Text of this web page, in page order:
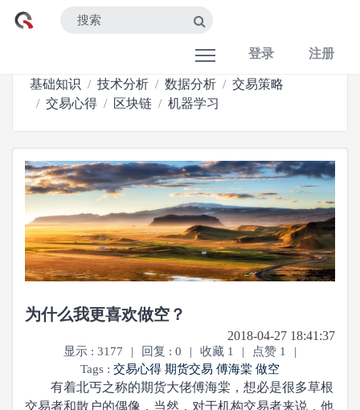
登录 注册
基础知识 技术分析 数据分析
交易策略
交易心得
区块链 机器学习
为什么我更喜欢做空？
2018-04-27 18:41:37
显示 : 3177 | 回复 : 0 | 收藏 1 | 点赞 1
|
Tags : 交易心得 期货交易 傅海棠 做空
有着北丐之称的期货大佬傅海棠，想必是很多草根
交易者和散户的偶像，当然，对于机构交易者来说，他